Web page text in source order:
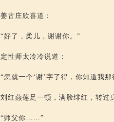
姜古庄欣喜道：
“好了，柔儿，谢谢你。”
定性师太冷冷说道：
“怎就一个‘谢’字了得，你知道我
刘红燕莲足一顿，满脸绯红，转过
“师父你……”